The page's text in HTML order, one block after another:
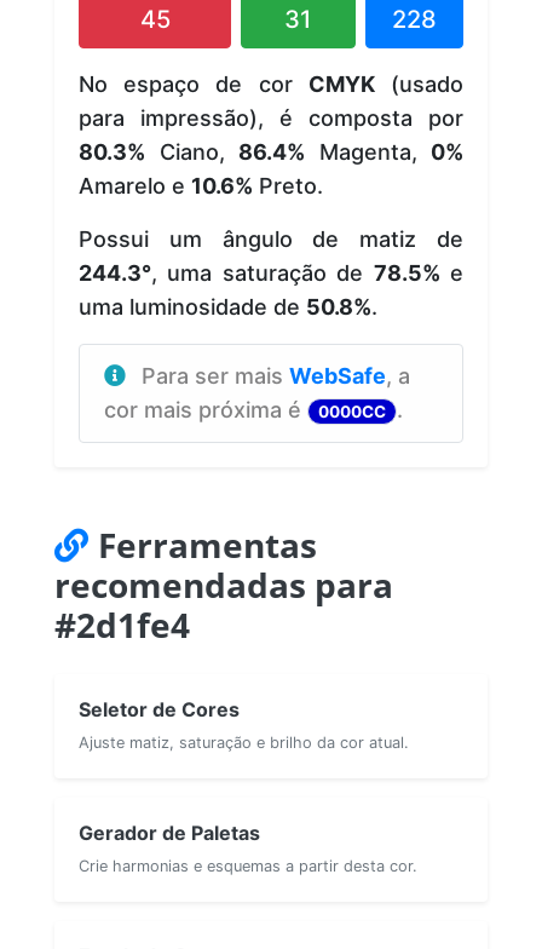
45 31 228
No espaço de cor CMYK(usado
para impressão), é composta por
80.3% Ciano, 86.4% Magenta, 0%
Amarelo e 10.6% Preto.
Possui um ângulo de matiz de
244.3°, uma saturação de 78.5% e
uma luminosidade de 50.8%.
Para ser mais WebSafe, a
cor mais próxima é
0000CC .
Ferramentas
recomendadas para
#2d1fe4
Seletor de Cores
Ajuste matiz, saturação e brilho da cor atual.
Gerador de Paletas
Crie harmonias e esquemas a partir desta cor.